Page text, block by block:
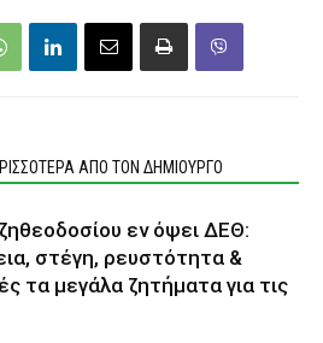
ΑΠΟ ΤΟΝ ΔΗΜΙΟΥΡΓΟ
εν όψει ΔΕΘ:
στέγη, ρευστότητα &
τα μεγάλα ζητήματα για τις